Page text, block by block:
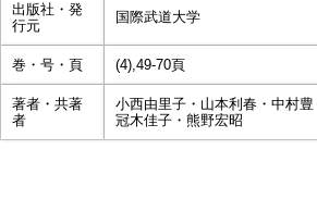
出版社・発
行元
国際武道大学
巻・号・頁 (4),49-70頁
著者・共著
者
小西由里子・山本利春・中村豊
冠木佳子・熊野宏昭